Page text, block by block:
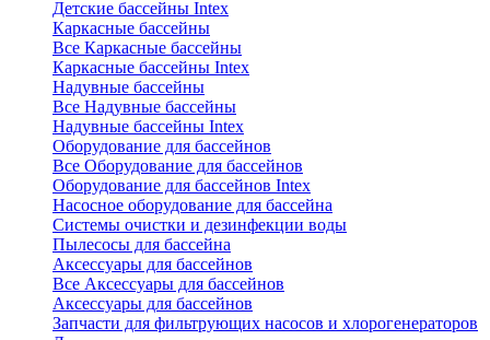
Детские бассейны Intex
Каркасные бассейны
Все Каркасные бассейны
Каркасные бассейны Intex
Надувные бассейны
Все Надувные бассейны
Надувные бассейны Intex
Оборудование для бассейнов
Все Оборудование для бассейнов
Оборудование для бассейнов Intex
Насосное оборудование для бассейна
Системы очистки и дезинфекции воды
Пылесосы для бассейна
Аксессуары для бассейнов
Все Аксессуары для бассейнов
Аксессуары для бассейнов
Запчасти для фильтрующих насосов и хлорогенераторов